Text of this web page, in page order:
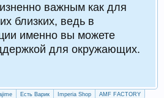
важным как для
близких, ведь в
именно вы можете
для окружающих.
Есть Варик Imperia Shop AMF FACTORY